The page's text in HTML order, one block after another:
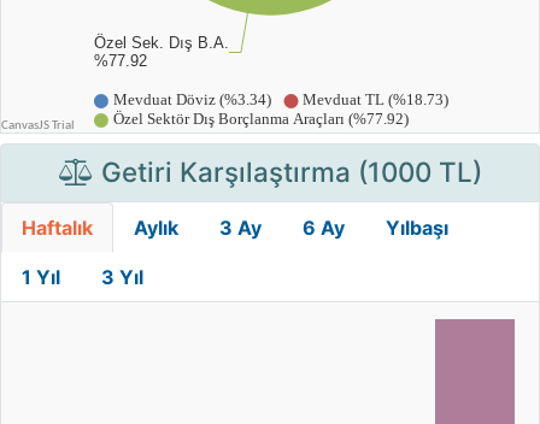
Getiri Karşılaştırma (1000 TL)
Haftalık Aylık 3 Ay 6 Ay Yılbaşı
1 Yıl 3 Yıl